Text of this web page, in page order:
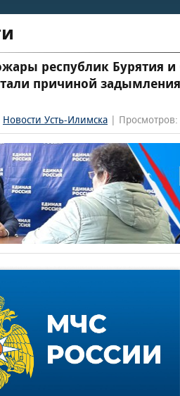
республик Бурятия и
причиной
Новости Усть-Илимска |